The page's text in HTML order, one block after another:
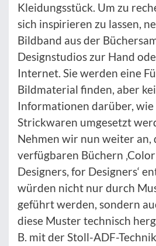
Kleidungsstück. Um zu
sich inspirieren zu lassen,
Bildband aus der
Designstudios zur Hand
Internet. Sie werden eine
Bildmaterial finden, aber
Informationen darüber, wie
Strickwaren umgesetzt
Nehmen wir nun weiter an,
verfügbaren Büchern
Designers, for Designers‘
würden nicht nur durch
geführt werden, sondern
diese Muster technisch
B. mit der Stoll-ADF-